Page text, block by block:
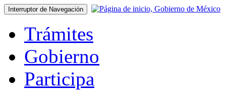
Interruptor de Navegación
Trámites
Gobierno
Participa